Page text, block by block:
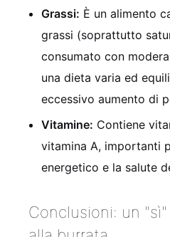
Grassi: È un alimento
grassi (soprattutto
consumato con
una dieta varia ed
eccessivo aumento di
Vitamine: Contiene
vitamina A, importanti
energetico e la salute
Conclusioni: un